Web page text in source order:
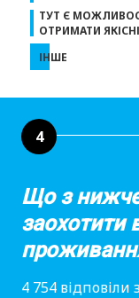
ТУТ Є
ОТРИМАТИ
ІНШЕ
4
Що з нижче
заохотити
4 754